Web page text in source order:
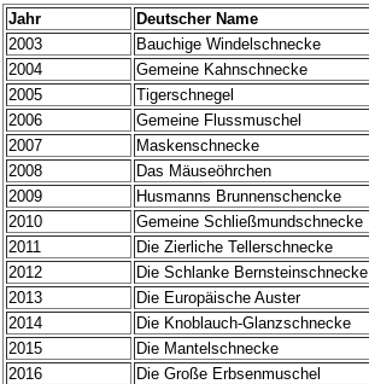
Jahr Deutscher Name
2003
Bauchige Windelschnecke
2004
Gemeine Kahnschnecke
2005
Tigerschnegel
2006
Gemeine Flussmuschel
2007
Maskenschnecke
2008
Das Mäuseöhrchen
2009
Husmanns Brunnenschencke
2010
Gemeine Schließmundschnecke
2011
Die Zierliche Tellerschnecke
2012
Die Schlanke Bernsteinschnecke
2013
Die Europäische Auster
2014
Die Knoblauch-Glanzschnecke
2015
Die Mantelschnecke
2016
Die Große Erbsenmuschel